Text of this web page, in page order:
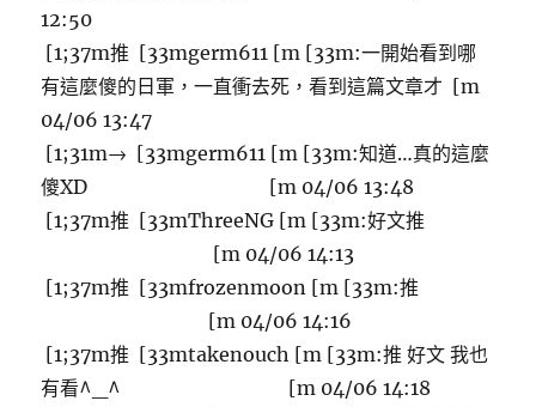
12:50
[1;37m推 [33mgerm611 [m [33m:一開始看到哪
有這麼傻的日軍，一直衝去死，看到這篇文章才 [m
04/06 13:47
[1;31m→ [33mgerm611 [m [33m:知道…真的這麼
傻XD [m 04/06 13:48
[1;37m推 [33mThreeNG [m [33m:好文推
[m 04/06 14:13
[1;37m推 [33mfrozenmoon [m [33m:推
[m 04/06 14:16
[1;37m推 [33mtakenouch [m [33m:推 好文 我也
有看^_^ [m 04/06 14:18